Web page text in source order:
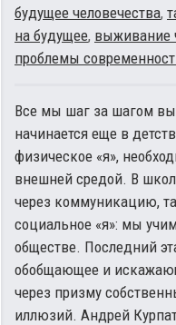
будущее человечества,
на будущее, выживание
проблемы
Все мы шаг за шагом
начинается еще в
физическое «я»,
внешней средой. В
через коммуникацию,
социальное «я»: мы
обществе. Последний
обобщающее и
через призму
иллюзий. Андрей